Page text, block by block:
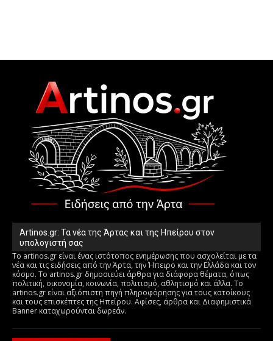
Artinos.gr: Τα νέα της Άρτας και της Ηπείρου στον
υπολογιστή σας
Το artinos.gr είναι ένας ιστότοπος ενημέρωσης που ασχολείται με τα
νέα και τις ειδήσεις από την Άρτα, την Ήπειρο και την Ελλάδα και τον
κόσμο. Το artinos.gr δημοσιεύει άρθρα για διάφορα θέματα, όπως
πολιτική, οικονομία, κοινωνία, πολιτισμό, αθλητισμό και άλλα. Το
artinos.gr είναι αξιόπιστη πηγή πληροφόρησης για τους κατοίκους
και τους επισκέπτες της Ηπείρου. Αφίσες, άρθρα και Διαφημιστικά
Banner καταχωρούνται δωρεάν.